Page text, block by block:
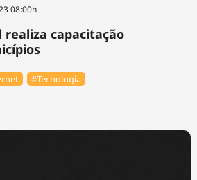
08:00h
realiza capacitação
#Tecnologia